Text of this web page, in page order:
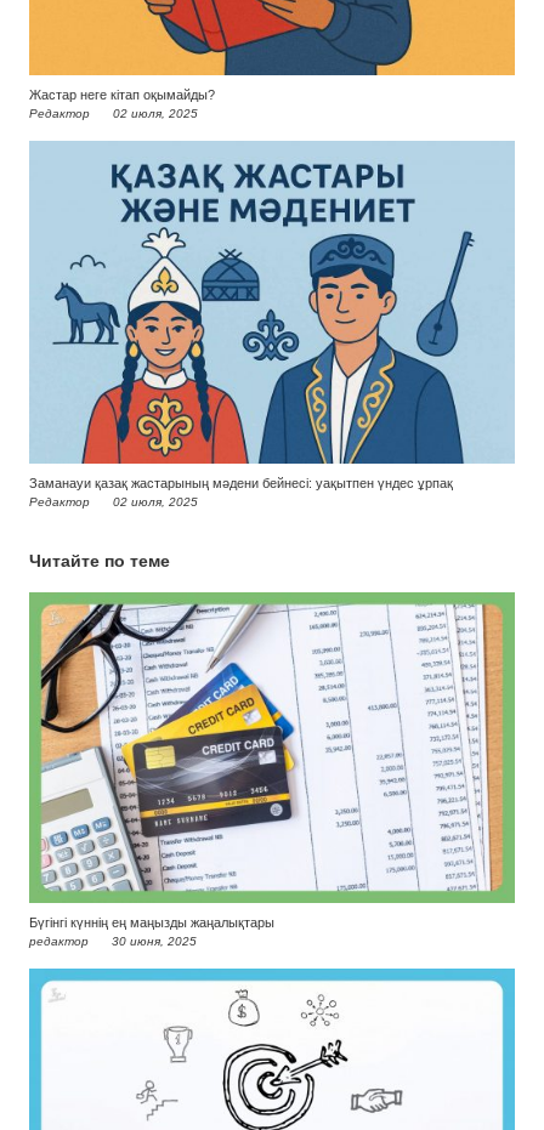
Жастар неге кітап оқымайды?
Редактор 02 июля, 2025
Заманауи қазақ жастарының мәдени бейнесі: уақытпен үндес ұрпақ
Редактор 02 июля, 2025
Читайте по теме
Бүгінгі күннің ең маңызды жаңалықтары
редактор 30 июня, 2025